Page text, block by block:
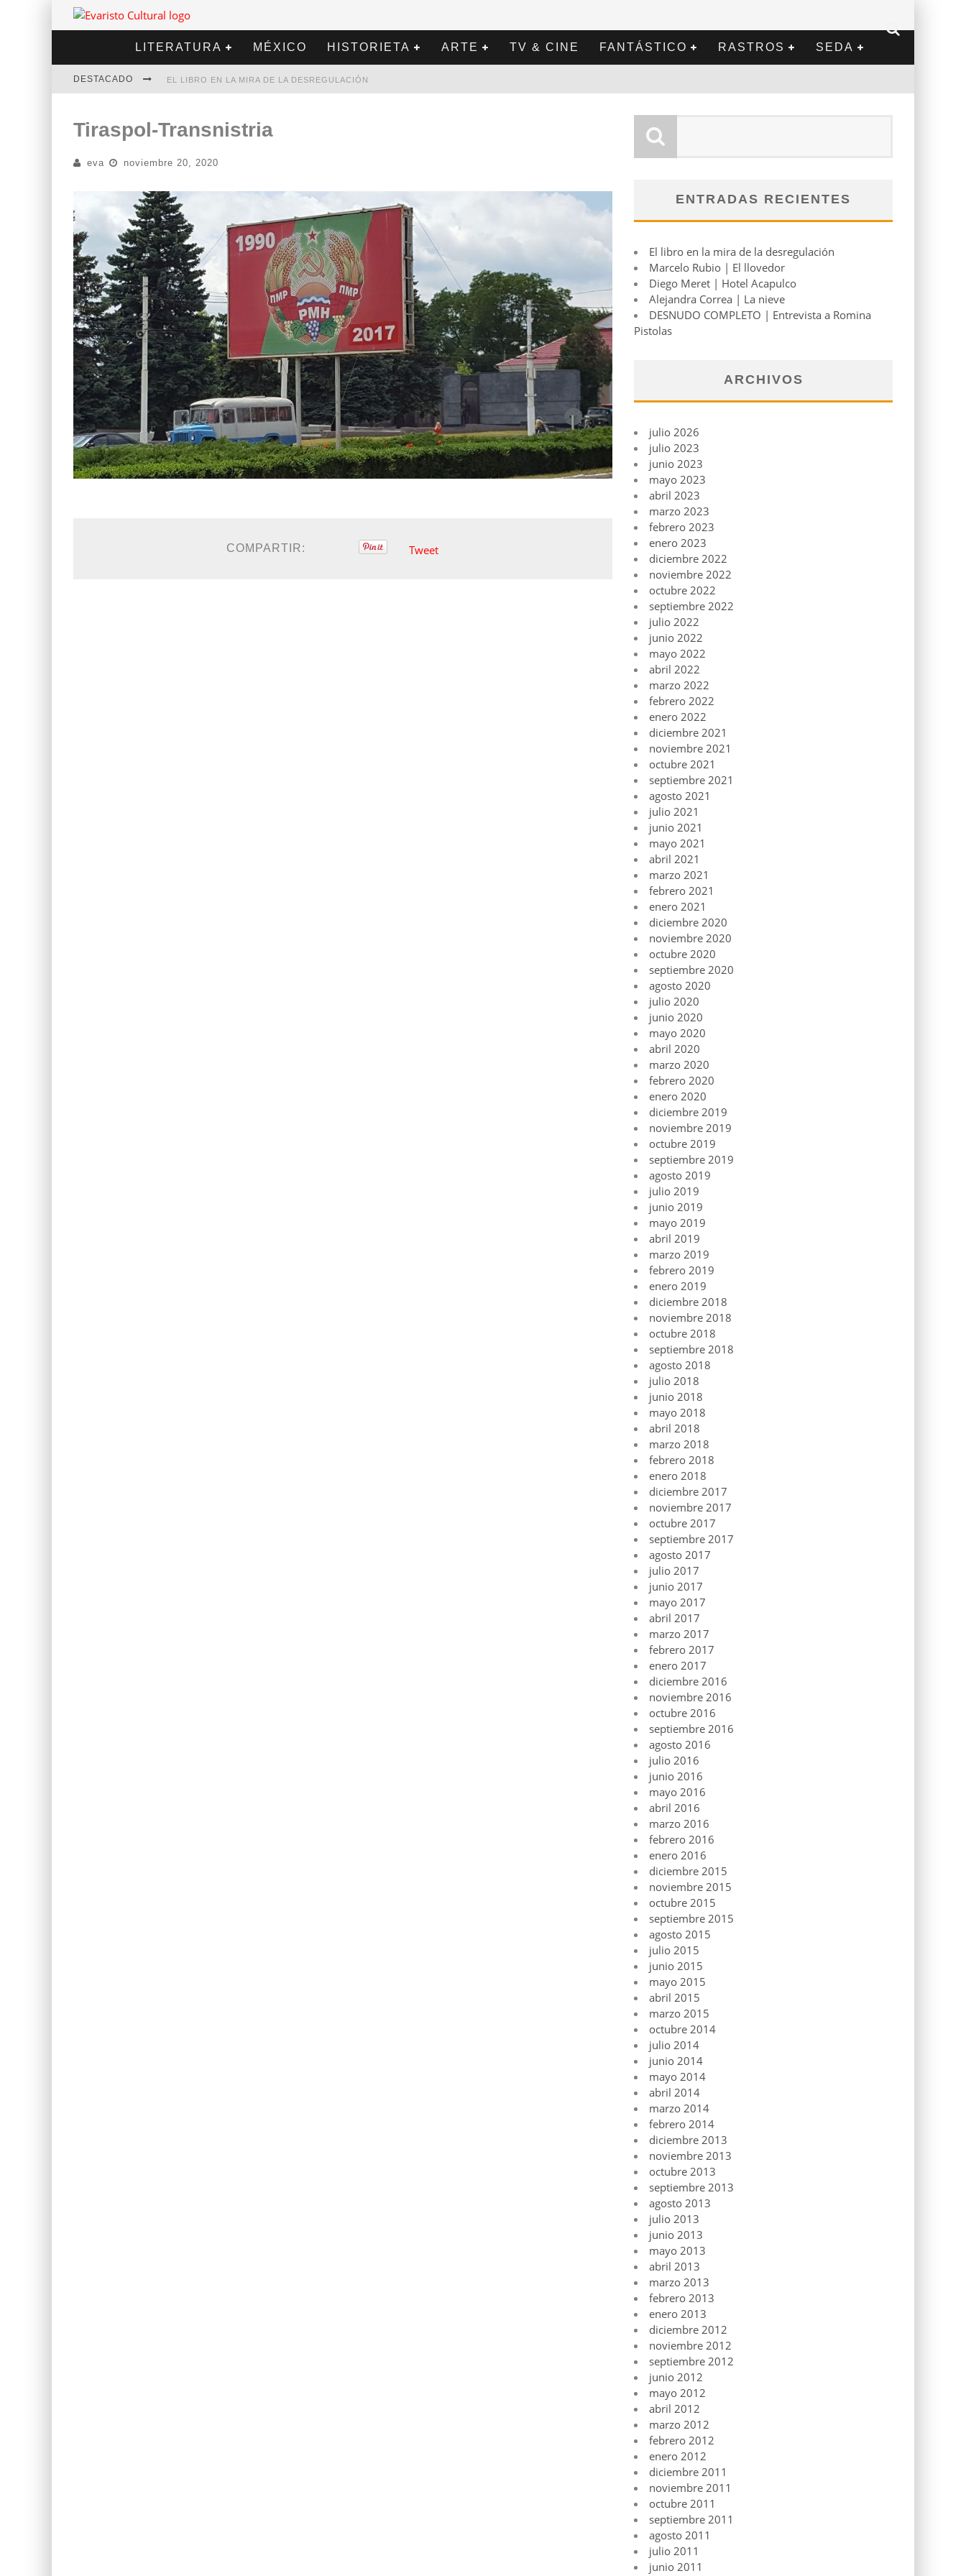
LITERATURA MÉXICO HISTORIETA ARTE TV & CINE FANTÁSTICO RASTROS SEDA
DESTACADO EL LIBRO EN LA MIRA DE LA DESREGULACIÓN
DIEGO MERET | HOTEL ACAPULCO
ALEJANDRA CORREA | LA NIEVE
Tiraspol-Transnistria
eva noviembre 20, 2020
COMPARTIR: Tweet
ENTRADAS RECIENTES
El libro en la mira de la desregulación
Marcelo Rubio | El llovedor
Diego Meret | Hotel Acapulco
Alejandra Correa | La nieve
DESNUDO COMPLETO | Entrevista a Romina
Pistolas
ARCHIVOS
julio 2026
julio 2023
junio 2023
mayo 2023
abril 2023
marzo 2023
febrero 2023
enero 2023
diciembre 2022
noviembre 2022
octubre 2022
septiembre 2022
julio 2022
junio 2022
mayo 2022
abril 2022
marzo 2022
febrero 2022
enero 2022
diciembre 2021
noviembre 2021
octubre 2021
septiembre 2021
agosto 2021
julio 2021
junio 2021
mayo 2021
abril 2021
marzo 2021
febrero 2021
enero 2021
diciembre 2020
noviembre 2020
octubre 2020
septiembre 2020
agosto 2020
julio 2020
junio 2020
mayo 2020
abril 2020
marzo 2020
febrero 2020
enero 2020
diciembre 2019
noviembre 2019
octubre 2019
septiembre 2019
agosto 2019
julio 2019
junio 2019
mayo 2019
abril 2019
marzo 2019
febrero 2019
enero 2019
diciembre 2018
noviembre 2018
octubre 2018
septiembre 2018
agosto 2018
julio 2018
junio 2018
mayo 2018
abril 2018
marzo 2018
febrero 2018
enero 2018
diciembre 2017
noviembre 2017
octubre 2017
septiembre 2017
agosto 2017
julio 2017
junio 2017
mayo 2017
abril 2017
marzo 2017
febrero 2017
enero 2017
diciembre 2016
noviembre 2016
octubre 2016
septiembre 2016
agosto 2016
julio 2016
junio 2016
mayo 2016
abril 2016
marzo 2016
febrero 2016
enero 2016
diciembre 2015
noviembre 2015
octubre 2015
septiembre 2015
agosto 2015
julio 2015
junio 2015
mayo 2015
abril 2015
marzo 2015
octubre 2014
julio 2014
junio 2014
mayo 2014
abril 2014
marzo 2014
febrero 2014
diciembre 2013
noviembre 2013
octubre 2013
septiembre 2013
agosto 2013
julio 2013
junio 2013
mayo 2013
abril 2013
marzo 2013
febrero 2013
enero 2013
diciembre 2012
noviembre 2012
septiembre 2012
junio 2012
mayo 2012
abril 2012
marzo 2012
febrero 2012
enero 2012
diciembre 2011
noviembre 2011
octubre 2011
septiembre 2011
agosto 2011
julio 2011
junio 2011